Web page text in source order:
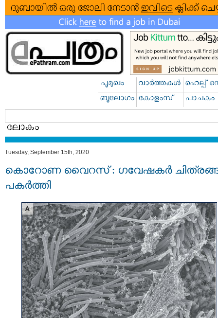
Tuesday, September 15th, 2020
കൊറോണ വൈറസ് : ഗവേഷകര്‍
പകര്‍ത്തി